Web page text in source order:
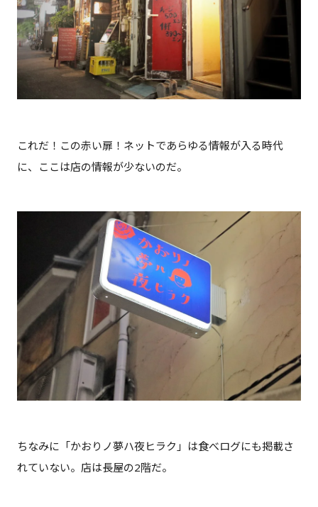
これだ！この赤い扉！ネットであらゆる情報が入る時代
に、ここは店の情報が少ないのだ。
ちなみに「かおりノ夢ハ夜ヒラク」は食べログにも掲載さ
れていない。店は長屋の2階だ。